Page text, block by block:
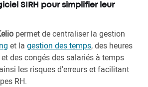
SIRH pour simplifier leur
permet de centraliser la gestion
et la gestion des temps, des heures
des congés des salariés à temps
les risques d'erreurs et facilitant
RH.